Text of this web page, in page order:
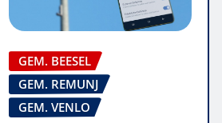
GEM. BEESEL
GEM. REMUNJ
GEM. VENLO